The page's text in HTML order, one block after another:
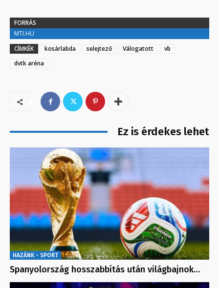
FORRÁS
MTI.HU
CÍMKÉK
kosárlabda selejtező Válogatott
vb
dvtk aréna
Ez is érdekes lehet
HAZÁNK - SPORT
Spanyolország hosszabbítás után világbajnok…